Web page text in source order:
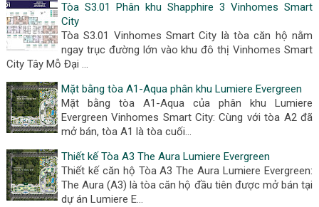
Tòa S3.01 Phân khu Shapphire 3 Vinhomes Smart
City
Tòa S3.01 Vinhomes Smart City là tòa căn hộ nằm
ngay trục đường lớn vào khu đô thị Vinhomes Smart
City Tây Mỗ Đại …
Mặt bằng tòa A1-Aqua phân khu Lumiere Evergreen
Mặt bằng tòa A1-Aqua của phân khu Lumiere
Evergreen Vinhomes Smart City: Cùng với tòa A2 đã
mở bán, tòa A1 là tòa cuối…
Thiết kế Tòa A3 The Aura Lumiere Evergreen
Thiết kế căn hộ Tòa A3 The Aura Lumiere Evergreen:
The Aura (A3) là tòa căn hộ đầu tiên được mở bán tại
dự án Lumiere E…